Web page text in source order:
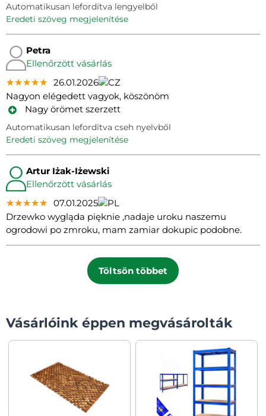
Automatikusan lefordítva lengyelből
eredeti szöveg megjelenítése
Petra
Ellenőrzött vásárlás
★★★★★
★★★★★
★★★★★ 26.01.2026
Nagyon elégedett vagyok, köszönöm
Nagy örömet szerzett
Automatikusan lefordítva cseh nyelvből
eredeti szöveg megjelenítése
Artur Iżak-Iżewski
Ellenőrzött vásárlás
★★★★★
★★★★★
★★★★★ 07.01.2025
Drzewko wygląda pięknie ,nadaje uroku naszemu
ogrodowi po zmroku, mam zamiar dokupic podobne.
Töltsön többet
Vásárlóink éppen megvásárolták